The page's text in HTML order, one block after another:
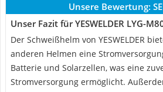
Unsere Bewertung:
Unser Fazit für YESWELDER LYG-
Der Schweißhelm von YESWELDER
anderen Helmen eine
Batterie und Solarzellen, was eine
Stromversorgung ermöglicht.